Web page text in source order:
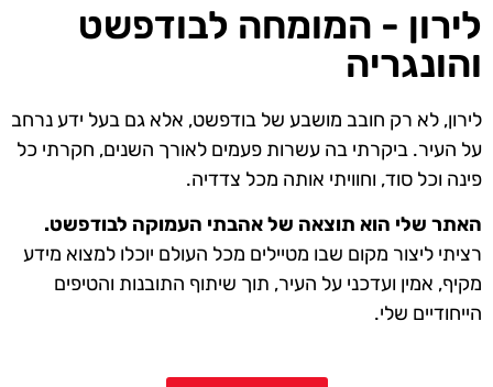
- המומחה לבודפשט
לא רק חובב מושבע של בודפשט, אלא גם בעל ידע נרחב
ביקרתי בה עשרות פעמים לאורך השנים, חקרתי כל
וכל סוד, וחוויתי אותה מכל צדדיה.
שלי הוא תוצאה של אהבתי העמוקה לבודפשט.
ליצור מקום שבו מטיילים מכל העולם יוכלו למצוא מידע
אמין ועדכני על העיר, תוך שיתוף התובנות והטיפים
שלי.